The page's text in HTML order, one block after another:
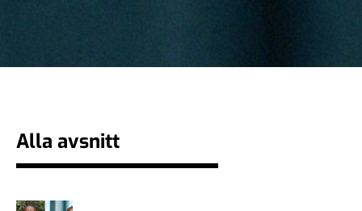
Alla avsnitt